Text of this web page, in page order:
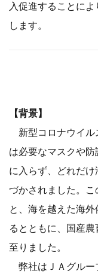
入促進することに
します。
【背景】
新型コロナウイル
は必要なマスクや
に入らず、どれだ
づかされました。
と、海を越えた海
るとともに、国産
至りました。
弊社はＪＡグルー